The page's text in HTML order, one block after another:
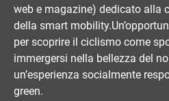
web e magazine) dedicato alla
della smart
per scoprire il ciclismo come
immergersi nella bellezza del
un’esperienza socialmente
green.